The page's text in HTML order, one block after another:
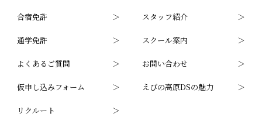
合宿免許 スタッフ紹介
通学免許 スクール案内
よくあるご質問 お問い合わせ
仮申し込みフォーム えびの高原DSの魅力
リクルート